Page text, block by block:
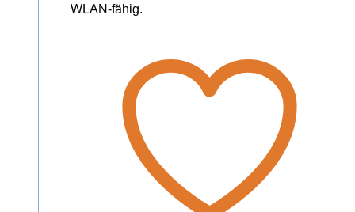
WLAN-fähig.